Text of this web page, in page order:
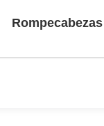
Rompecabezas